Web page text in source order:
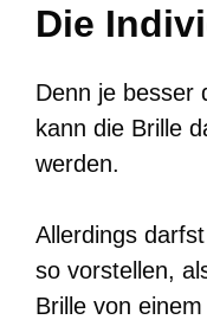
Die
Denn je besser
kann die Brille
werden.
Allerdings
so vorstellen,
Brille von